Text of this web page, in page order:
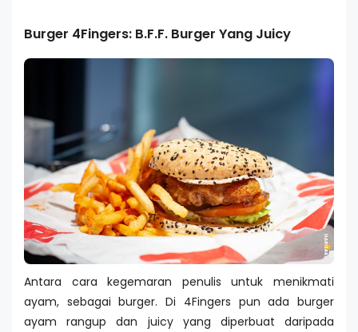
Burger 4Fingers: B.F.F. Burger Yang Juicy
Antara cara kegemaran penulis untuk menikmati
ayam, sebagai burger. Di 4Fingers pun ada burger
ayam rangup dan juicy yang diperbuat daripada